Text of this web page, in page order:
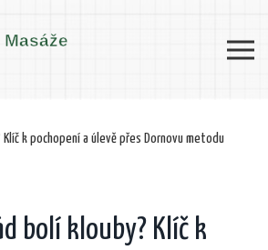
k pochopení a úlevě přes Dornovu metodu
bolí klouby? Klíč k